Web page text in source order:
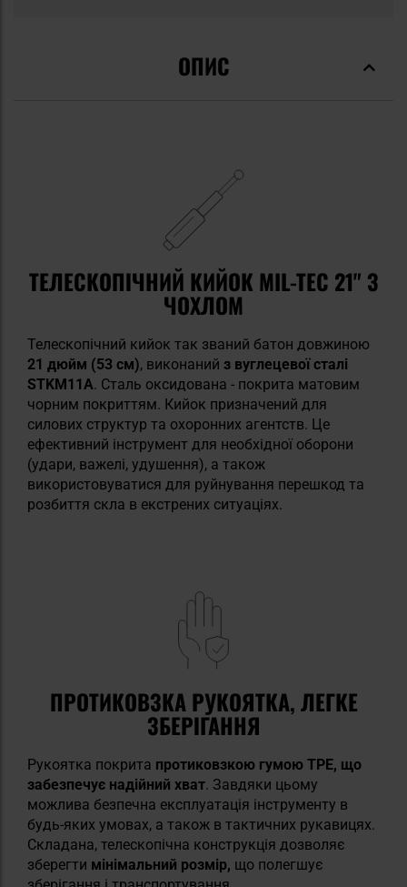
ОПИС
ТЕЛЕСКОПІЧНИЙ КИЙОК MIL-TEC 21" З
ЧОХЛОМ
Телескопічний кийок так званий батон довжиною
21 дюйм (53 см), виконаний з вуглецевої сталі
STKM11A. Сталь оксидована - покрита матовим
чорним покриттям. Кийок призначений для
силових структур та охоронних агентств. Це
ефективний інструмент для необхідної оборони
(удари, важелі, удушення), а також
використовуватися для руйнування перешкод та
розбиття скла в екстрених ситуаціях.
ПРОТИКОВЗКА РУКОЯТКА, ЛЕГКЕ
ЗБЕРІГАННЯ
Рукоятка покрита протиковзкою гумою TPE, що
забезпечує надійний хват. Завдяки цьому
можлива безпечна експлуатація інструменту в
будь-яких умовах, а також в тактичних рукавицях.
Складана, телескопічна конструкція дозволяє
зберегти мінімальний розмір, що полегшує